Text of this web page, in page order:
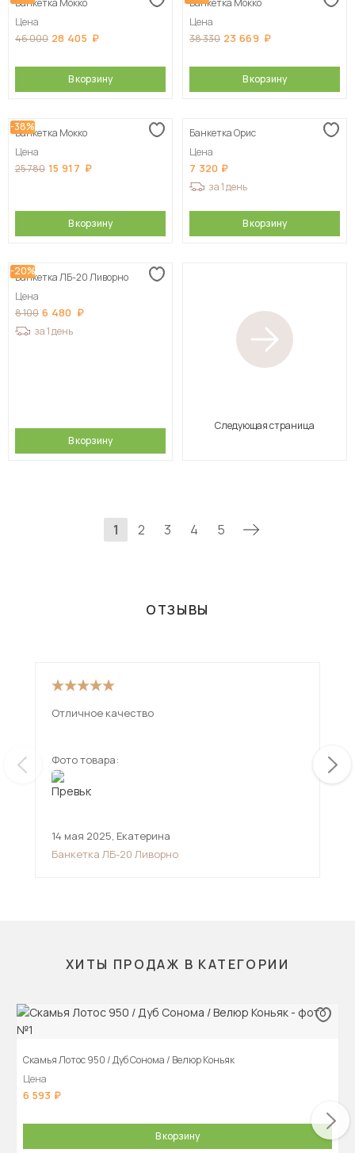
Банкетка Мокко
Цена
46 000 28 405
В корзину
Банкетка Мокко
Цена
38 330 23 669
В корзину
-38%
Банкетка Мокко
Цена
25 780 15 917
В корзину
Банкетка Орис
Цена
7 320
за 1 день
В корзину
-20%
Банкетка ЛБ-20 Ливорно
Цена
8 100 6 480
за 1 день
В корзину
Следующая страница
1 2 3 4 5
ОТЗЫВЫ
Отличное качество
Фото товара:
14 мая 2025, Екатерина
Банкетка ЛБ-20 Ливорно
ХИТЫ ПРОДАЖ В КАТЕГОРИИ
Скамья Лотос 950 / Дуб Сонома / Велюр Коньяк
Цена
6 593
В корзину